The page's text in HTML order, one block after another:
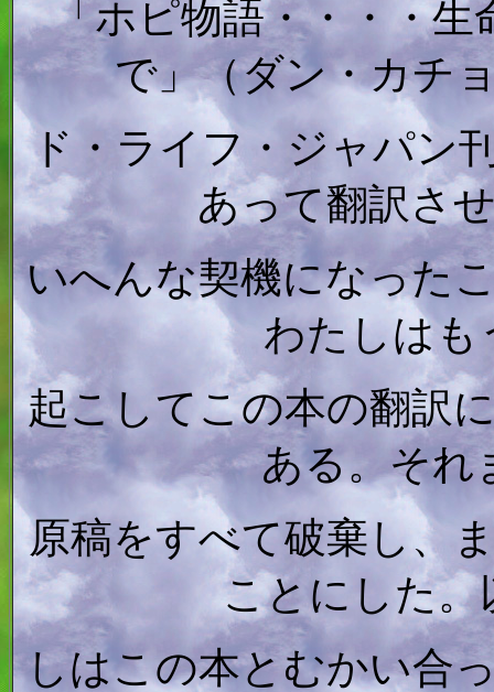
「ホピ物語・・・・
で」（ダン・カチ
ド・ライフ・ジャパン
あって翻訳さ
いへんな契機になった
わたしはも
起こしてこの本の翻訳
ある。それ
原稿をすべて破棄し、
ことにした。
しはこの本とむかい合